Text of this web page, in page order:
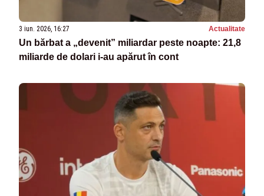
3 iun. 2026, 16:27 Actualitate
Un bărbat a „devenit” miliardar peste noapte: 21,8
miliarde de dolari i-au apărut în cont